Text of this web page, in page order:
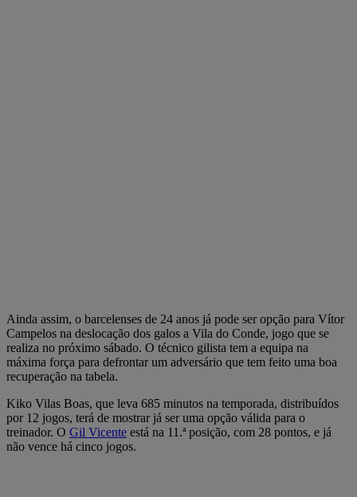
Ainda assim, o barcelenses de 24 anos já pode ser opção para Vítor
Campelos na deslocação dos galos a Vila do Conde, jogo que se
realiza no próximo sábado. O técnico gilista tem a equipa na
máxima força para defrontar um adversário que tem feito uma boa
recuperação na tabela.
Kiko Vilas Boas, que leva 685 minutos na temporada, distribuídos
por 12 jogos, terá de mostrar já ser uma opção válida para o
treinador. O Gil Vicente está na 11.ª posição, com 28 pontos, e já
não vence há cinco jogos.